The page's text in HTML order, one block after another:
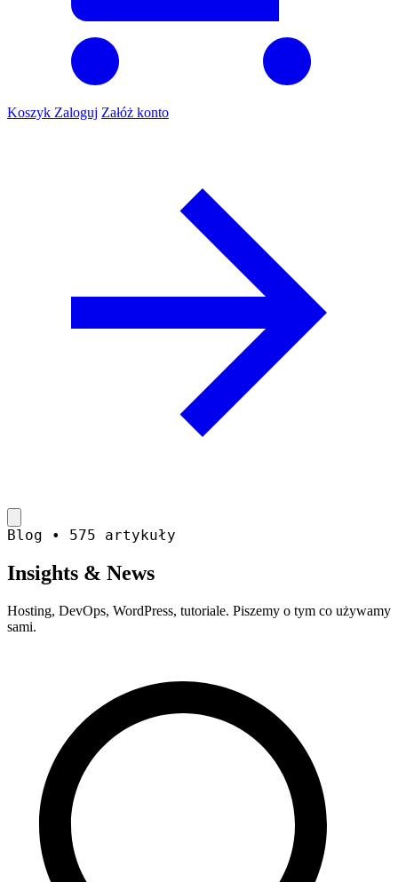
Koszyk Zaloguj Załóż konto
Blog • 575 artykuły
Insights & News
Hosting, DevOps, WordPress, tutoriale. Piszemy o tym co używamy
sami.